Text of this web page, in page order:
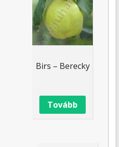
Birs – Berecky
Tovább